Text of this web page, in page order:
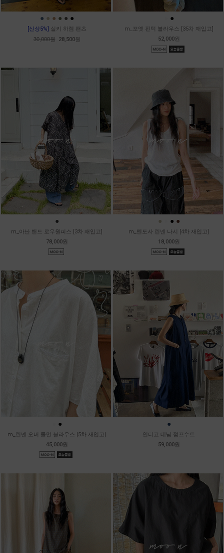
● ● ● ● ● ●
[신상5%] 실키 하렘 팬츠
30,000원 28,500원
●
m_포엣 핀턱 블라우스 [35차 재입고]
52,000원
●
m_아난 밴드 로우원피스 [3차 재입고]
78,000원
● ● ●
m_멘도사 린넨 나시 [4차 재입고]
18,000원
●
m_린넨 오버 돌먼 블라우스 [5차 재입고]
45,000원
●
인디고 데님 점프수트
59,000원